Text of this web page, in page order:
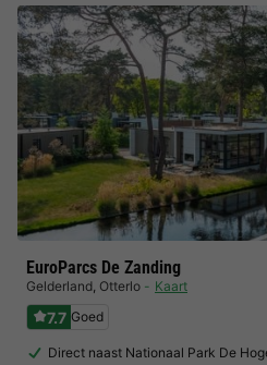
EuroParcs De Zanding
Gelderland, Otterlo Kaart
7.7 Goed
Direct naast Nationaal Park De